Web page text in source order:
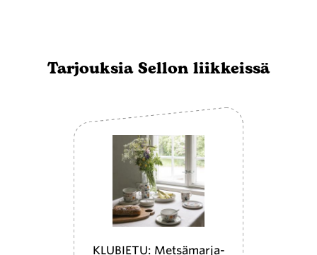
Tarjouksia Sellon liikkeissä
KLUBIETU: Metsämarja-